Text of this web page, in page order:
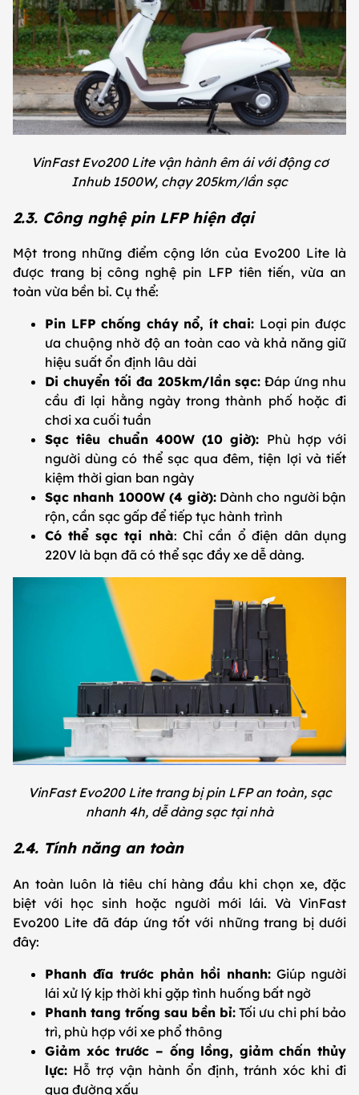
VinFast Evo200 Lite vận hành êm ái với động cơ
Inhub 1500W, chạy 205km/lần sạc
2.3. Công nghệ pin LFP hiện đại
Một trong những điểm cộng lớn của Evo200 Lite là
được trang bị công nghệ pin LFP tiên tiến, vừa an
toàn vừa bền bỉ. Cụ thể:
Pin LFP chống cháy nổ, ít chai: Loại pin được
ưa chuộng nhờ độ an toàn cao và khả năng giữ
hiệu suất ổn định lâu dài
Di chuyển tối đa 205km/lần sạc: Đáp ứng nhu
cầu đi lại hằng ngày trong thành phố hoặc đi
chơi xa cuối tuần
Sạc tiêu chuẩn 400W (10 giờ): Phù hợp với
người dùng có thể sạc qua đêm, tiện lợi và tiết
kiệm thời gian ban ngày
Sạc nhanh 1000W (4 giờ):Dành cho người bận
rộn, cần sạc gấp để tiếp tục hành trình
Có thể sạc tại nhà: Chỉ cần ổ điện dân dụng
220V là bạn đã có thể sạc đầy xe dễ dàng.
VinFast Evo200 Lite trang bị pin LFP an toàn, sạc
nhanh 4h, dễ dàng sạc tại nhà
2.4. Tính năng an toàn
An toàn luôn là tiêu chí hàng đầu khi chọn xe, đặc
biệt với học sinh hoặc người mới lái. Và VinFast
Evo200 Lite đã đáp ứng tốt với những trang bị dưới
đây:
Phanh đĩa trước phản hồi nhanh: Giúp người
lái xử lý kịp thời khi gặp tình huống bất ngờ
Phanh tang trống sau bền bỉ: Tối ưu chi phí bảo
trì, phù hợp với xe phổ thông
Giảm xóc trước – ống lồng, giảm chấn thủy
lực: Hỗ trợ vận hành ổn định, tránh xóc khi đi
qua đường xấu